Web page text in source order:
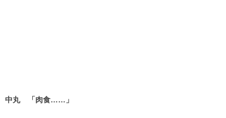
中丸 「肉食……」